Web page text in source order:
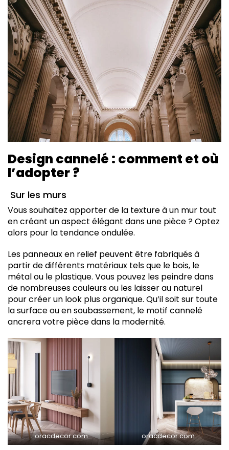
Design cannelé : comment et où
l’adopter ?
Sur les murs
Vous souhaitez apporter de la texture à un mur tout
en créant un aspect élégant dans une pièce ? Optez
alors pour la tendance ondulée.
Les panneaux en relief peuvent être fabriqués à
partir de différents matériaux tels que le bois, le
métal ou le plastique. Vous pouvez les peindre dans
de nombreuses couleurs ou les laisser au naturel
pour créer un look plus organique. Qu’il soit sur toute
la surface ou en soubassement, le motif cannelé
ancrera votre pièce dans la modernité.
oracdecor.com oracdecor.com